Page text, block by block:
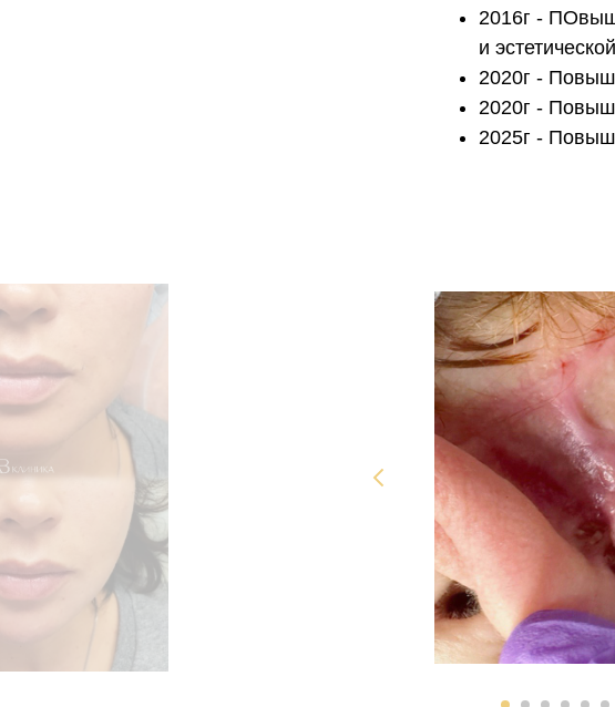
2016г -
и
2020г -
2020г -
2025г -